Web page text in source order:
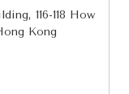
116-118 How
Kong